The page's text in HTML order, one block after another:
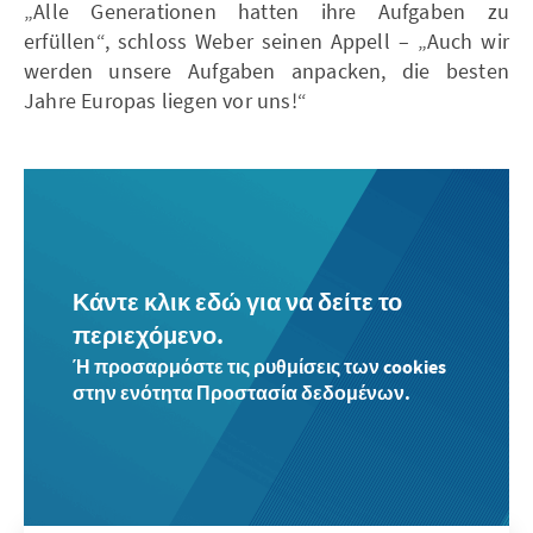
„Alle Generationen hatten ihre Aufgaben zu
erfüllen“, schloss Weber seinen Appell – „Auch wir
werden unsere Aufgaben anpacken, die besten
Jahre Europas liegen vor uns!“
Κάντε κλικ εδώ για να δείτε το
περιεχόμενο.
Ή προσαρμόστε τις ρυθμίσεις των cookies
στην ενότητα Προστασία δεδομένων.